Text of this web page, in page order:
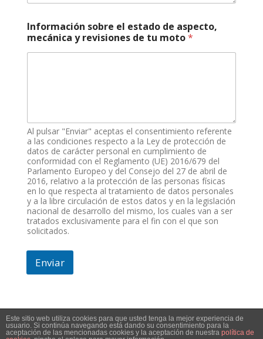
t
v
a
,
m
o
t
o
Información sobre el estado de aspecto,
mecánica y revisiones de tu moto*
Al pulsar "Enviar" aceptas el consentimiento referente
a las condiciones respecto a la Ley de protección de
datos de carácter personal en cumplimiento de
conformidad con el Reglamento (UE) 2016/679 del
Parlamento Europeo y del Consejo del 27 de abril de
2016, relativo a la protección de las personas físicas
en lo que respecta al tratamiento de datos personales
y a la libre circulación de estos datos y en la legislación
nacional de desarrollo del mismo, los cuales van a ser
tratados exclusivamente para el fin con el que son
solicitados.
Enviar
Este sitio web utiliza cookies para que usted tenga la mejor experiencia de
usuario. Si continúa navegando está dando su consentimiento para la
aceptación de las mencionadas cookies y la aceptación de nuestra política de